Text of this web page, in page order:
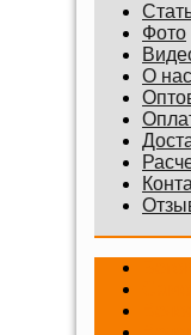
Фото
О нас